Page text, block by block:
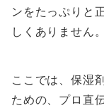
ンをたっぷりと
しくありません。
ここでは、保湿
ための、プロ直